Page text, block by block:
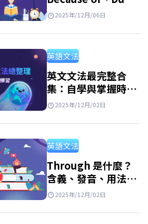
to、Owing to 以及
2025年/12月/06日
英語文法
英文文法最完整合
集：自學與掌握時態
的指南
2025年/12月/02日
英語文法
Through 是什麼？
含義、發音、用法、
例句與常用片語
2025年/12月/02日